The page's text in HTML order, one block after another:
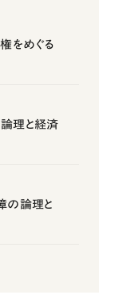
をめぐる
理と経済
の論理と